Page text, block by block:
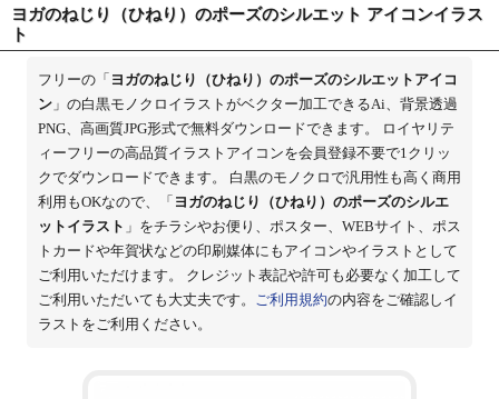
ヨガのねじり（ひねり）のポーズのシルエット アイコンイラス
ト
フリーの「 ヨガのねじり（ひねり）のポーズのシルエットアイコ
ン」の白黒モノクロイラストがベクター加工できるAi、背景透過
PNG、高画質JPG形式で無料ダウンロードできます。 ロイヤリテ
ィーフリーの高品質イラストアイコンを会員登録不要で1クリッ
クでダウンロードできます。 白黒のモノクロで汎用性も高く商用
利用もOKなので、「 ヨガのねじり（ひねり）のポーズのシルエ
ットイラスト 」をチラシやお便り、ポスター、WEBサイト、ポス
トカードや年賀状などの印刷媒体にもアイコンやイラストとして
ご利用いただけます。 クレジット表記や許可も必要なく加工して
ご利用いただいても大丈夫です。 ご利用規約の内容をご確認しイ
ラストをご利用ください。